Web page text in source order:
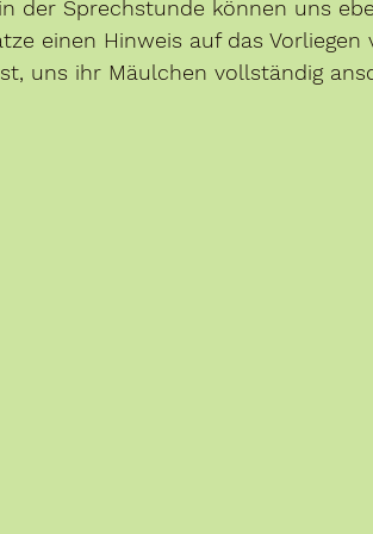
der Sprechstunde können uns
einen Hinweis auf das Vorliegen
uns ihr Mäulchen vollständig